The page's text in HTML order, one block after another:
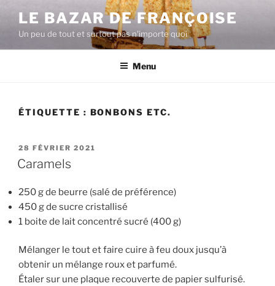
contenu
principal
LE BAZAR DE FRANÇOISE
Un peu de tout et surtout pas n'importe quoi
Menu
ÉTIQUETTE : BONBONS ETC.
PUBLIÉ
LE
28 FÉVRIER 2021
Caramels
250 g de beurre (salé de préférence)
450 g de sucre cristallisé
1 boite de lait concentré sucré (400 g)
Mélanger le tout et faire cuire à feu doux jusqu’à
obtenir un mélange roux et parfumé.
Étaler sur une plaque recouverte de papier sulfurisé.